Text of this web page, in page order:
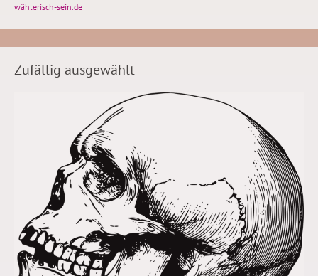
wählerisch-sein.de
Zufällig ausgewählt